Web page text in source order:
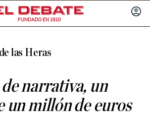
FUNDADO EN 1910
las Heras
narrativa, un
un millón de euros